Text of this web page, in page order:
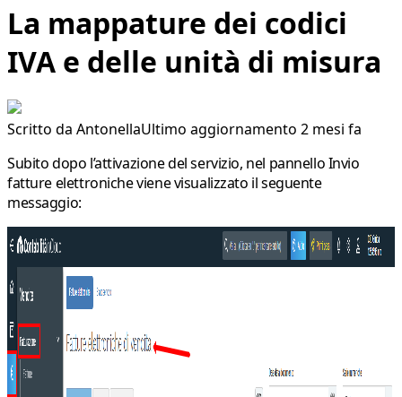
La mappature dei codici
IVA e delle unità di misura
Scritto da AntonellaUltimo aggiornamento 2 mesi fa
Subito dopo l’attivazione del servizio, nel pannelloInvio
fatture elettronicheviene visualizzato il seguente
messaggio: